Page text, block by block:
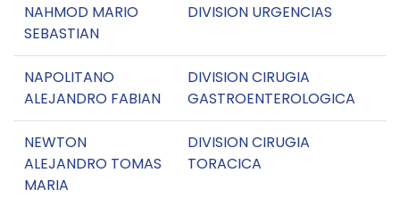
NAHMOD MARIO
SEBASTIAN
DIVISION URGENCIAS
NAPOLITANO
ALEJANDRO FABIAN
DIVISION CIRUGIA
GASTROENTEROLOGICA
NEWTON
ALEJANDRO TOMAS
MARIA
DIVISION CIRUGIA
TORACICA